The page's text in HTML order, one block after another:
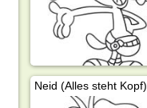
Neid (Alles steht Kopf)